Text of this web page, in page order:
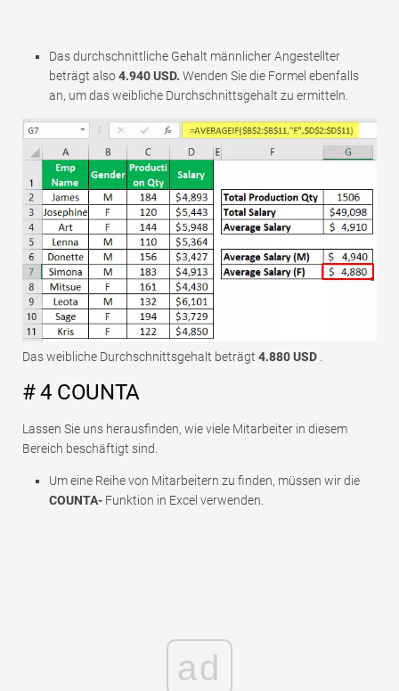
Das durchschnittliche Gehalt männlicher Angestellter
beträgt also4.940 USD. Wenden Sie die Formel ebenfalls
an, um das weibliche Durchschnittsgehalt zu ermitteln.
Das weibliche Durchschnittsgehalt beträgt 4.880 USD
# 4 COUNTA
Lassen Sie uns herausfinden, wie viele Mitarbeiter in diesem
Bereich beschäftigt sind.
Um eine Reihe von Mitarbeitern zu finden, müssen wir die
COUNTA- Funktion in Excel verwenden.
ad